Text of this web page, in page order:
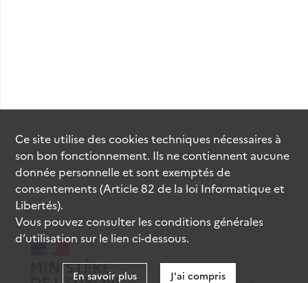
Ce site utilise descookiestechniques nécessaires à
son bon fonctionnement. Ils ne contiennent aucune
donnée personnelle et sont exemptés de
consentements (Article 82 de la loi Informatique et
Libertés).
Vous pouvez consulter les conditions générales
d’utilisation sur le lien ci-dessous.
En savoir plus J'ai compris